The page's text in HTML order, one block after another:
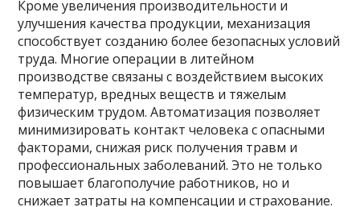
Кроме увеличения производительности и
улучшения качества продукции, механизация
способствует созданию более безопасных условий
труда. Многие операции в литейном
производстве связаны с воздействием высоких
температур, вредных веществ и тяжелым
физическим трудом. Автоматизация позволяет
минимизировать контакт человека с опасными
факторами, снижая риск получения травм и
профессиональных заболеваний. Это не только
повышает благополучие работников, но и
снижает затраты на компенсации и страхование.